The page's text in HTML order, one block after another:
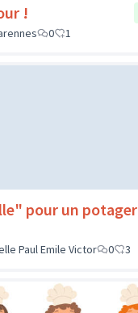
!
0 1
pour un potager
Paul Emile Victor
0 3